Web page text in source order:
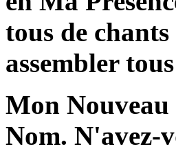
tous de
assembler
Mon
Nom. N'avez-